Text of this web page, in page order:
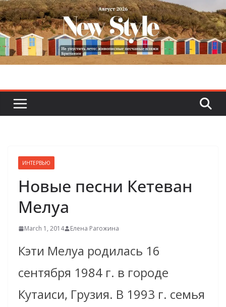
Skip
to
content
ИНТЕРВЬЮ
Новые песни Кетеван
Мелуа
March 1, 2014 Елена Рагожина
Кэти Мелуа родилась 16
сентября 1984 г. в городе
Кутаиси, Грузия. В 1993 г. семья